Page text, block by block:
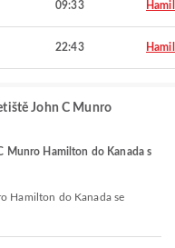
09:33
22:43
John C Munro
Munro Hamilton do Kanada s